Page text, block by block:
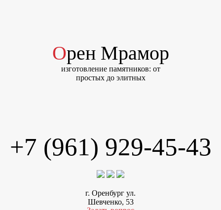
Орен Мрамор
изготовление памятников: от
простых до элитных
+7 (961) 929-45-43
г. Оренбург ул.
Шевченко, 53